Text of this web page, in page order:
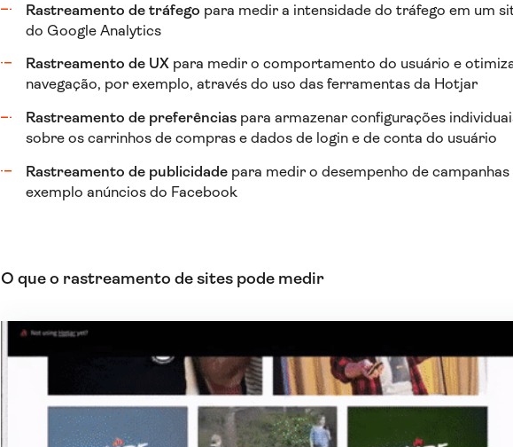
Rastreamento de tráfego para medir a intensidade do tráfego em um
do Google Analytics
Rastreamento de UX para medir o comportamento do usuário e
navegação, por exemplo, através do uso das ferramentas da Hotjar
Rastreamento de preferências para armazenar configurações
sobre os carrinhos de compras e dados de login e de conta do usuário
Rastreamento de publicidade para medir o desempenho de
exemplo anúncios do Facebook
O que o rastreamento de sites pode medir